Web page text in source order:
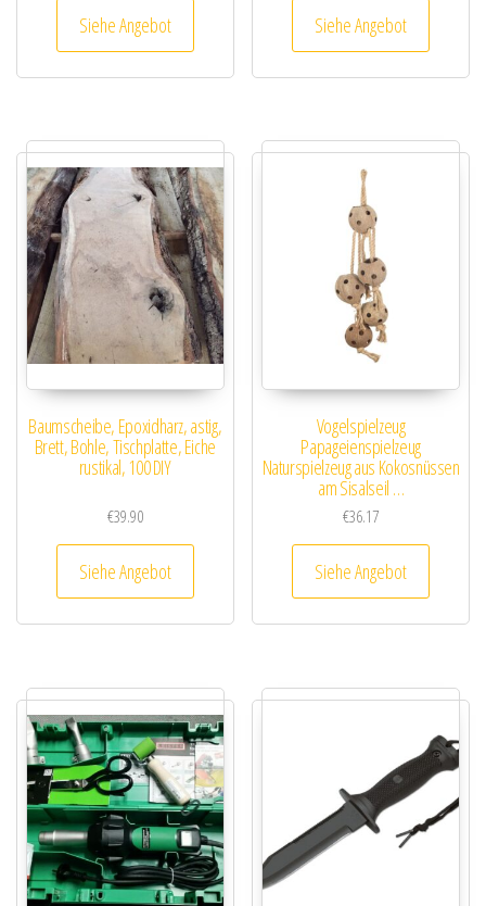
Siehe Angebot Siehe Angebot
Baumscheibe, Epoxidharz, astig,
Brett, Bohle, Tischplatte, Eiche
rustikal, 100 DIY
€39.90
Siehe Angebot
Vogelspielzeug
Papageienspielzeug
Naturspielzeug aus Kokosnüssen
am Sisalseil …
€36.17
Siehe Angebot